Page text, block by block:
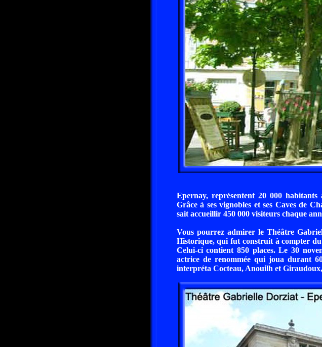
Epernay, représentent 20 000
Grâce à ses vignobles et ses Caves de
sait accueillir 450 000 visiteurs chaque
Vous pourrez admirer le Théâtre
Historique, qui fut construit à compter
Celui-ci contient 850 places. Le 30
actrice de renommée qui joua durant
interpréta Cocteau, Anouilh et